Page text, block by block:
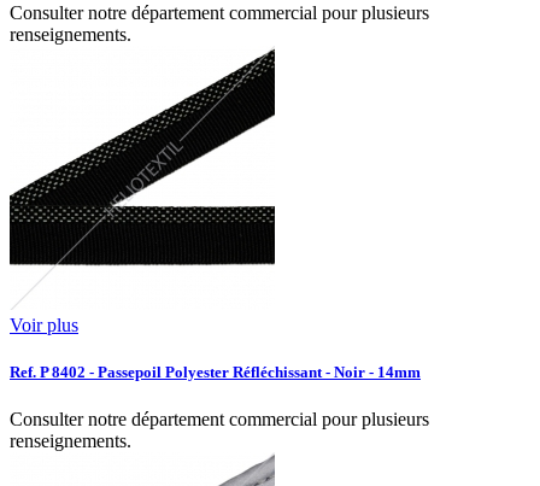
Consulter notre département commercial pour plusieurs
renseignements.
Voir plus
Ref. P 8402 - Passepoil Polyester Réfléchissant - Noir - 14mm
Consulter notre département commercial pour plusieurs
renseignements.